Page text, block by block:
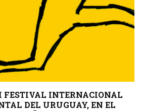
FESTIVAL INTERNACIONAL
DEL URUGUAY, EN EL